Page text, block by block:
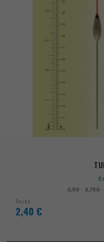
0,5G · 0,75G
Desde
2,40 €